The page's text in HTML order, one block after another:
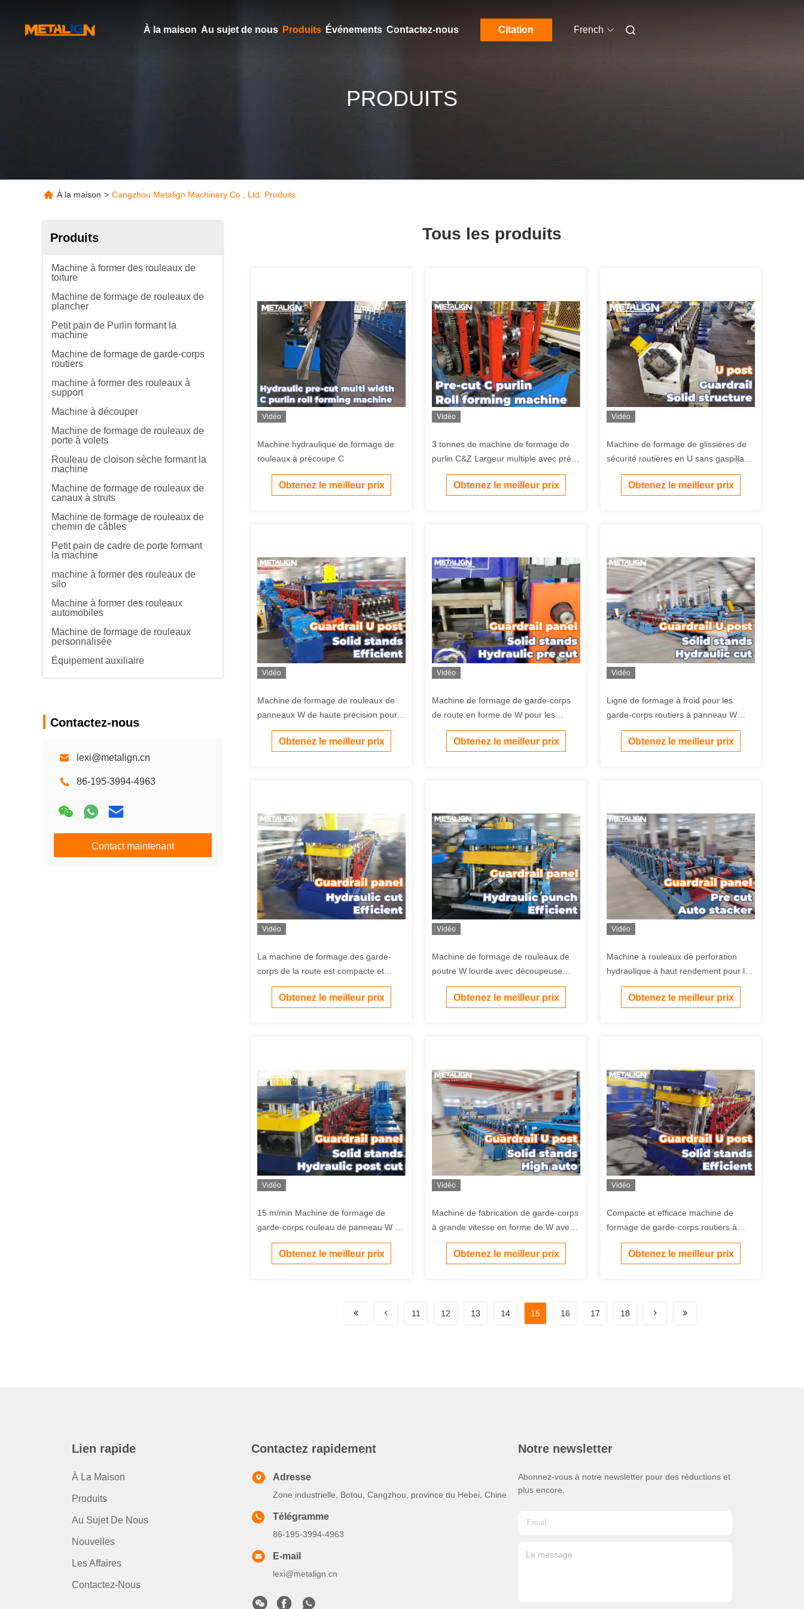
À la maison Au sujet de nous Produits Événements Contactez-nous Citation French
PRODUITS
À la maison > Cangzhou Metalign Machinery Co., Ltd. Produits
Produits
Machine à former des rouleaux de
toiture
Machine de formage de rouleaux de
plancher
Petit pain de Purlin formant la
machine
Machine de formage de garde-corps
routiers
machine à former des rouleaux à
support
Machine à découper
Machine de formage de rouleaux de
porte à volets
Rouleau de cloison sèche formant la
machine
Machine de formage de rouleaux de
canaux à struts
Machine de formage de rouleaux de
chemin de câbles
Petit pain de cadre de porte formant
la machine
machine à former des rouleaux de
silo
Machine à former des rouleaux
automobiles
Machine de formage de rouleaux
personnalisée
Équipement auxiliaire
Contactez-nous
lexi@metalign.cn
86-195-3994-4963
Contact maintenant
Tous les produits
Vidéo
Machine hydraulique de formage de
rouleaux à précoupe C
Obtenez le meilleur prix
Vidéo
3 tonnes de machine de formage de
purlin C&Z Largeur multiple avec pré-
percussion et pré-coupe
Obtenez le meilleur prix
Vidéo
Machine de formage de glissières de
sécurité routières en U sans gaspillage
hydraulique 22Kw 10m/min
Obtenez le meilleur prix
Vidéo
Machine de formage de rouleaux de
panneaux W de haute précision pour
acier galvanisé de 3 à 4 mm
Obtenez le meilleur prix
Vidéo
Machine de formage de garde-corps
de route en forme de W pour les
panneaux d'acier laminés à froid
Obtenez le meilleur prix
Vidéo
Ligne de formage à froid pour les
garde-corps routiers à panneau W
avec perforation hydraulique et
empilage magnétique
Obtenez le meilleur prix
Vidéo
La machine de formage des garde-
corps de la route est compacte et
efficace 22 kW 15 m/min.
Obtenez le meilleur prix
Vidéo
Machine de formage de rouleaux de
poutre W lourde avec découpeuse
hydraulique de suivi et entraînement
de boîte de vitesses
Obtenez le meilleur prix
Vidéo
Machine à rouleaux de perforation
hydraulique à haut rendement pour les
garde-corps routiers
Obtenez le meilleur prix
Vidéo
15 m/min Machine de formage de
garde-corps rouleau de panneau W de
haute précision pour l'acier galvanisé
de 3 ̊4 mmObtenez le meilleur prix
Vidéo
Machine de fabrication de garde-corps
à grande vitesse en forme de W avec
perforation hydraulique
Obtenez le meilleur prix
Vidéo
Compacte et efficace machine de
formage de garde-corps routiers à
rouleaux froids
Obtenez le meilleur prix
11 12 13 14 15 16 17 18
Lien rapide
À La Maison
Produits
Au Sujet De Nous
Nouvelles
Les Affaires
Contactez-Nous
Contactez rapidement
Adresse
Zone industrielle, Botou, Cangzhou, province du Hebei, Chine
Télégramme
86-195-3994-4963
E-mail
lexi@metalign.cn
Notre newsletter
Abonnez-vous à notre newsletter pour des réductions et
plus encore.